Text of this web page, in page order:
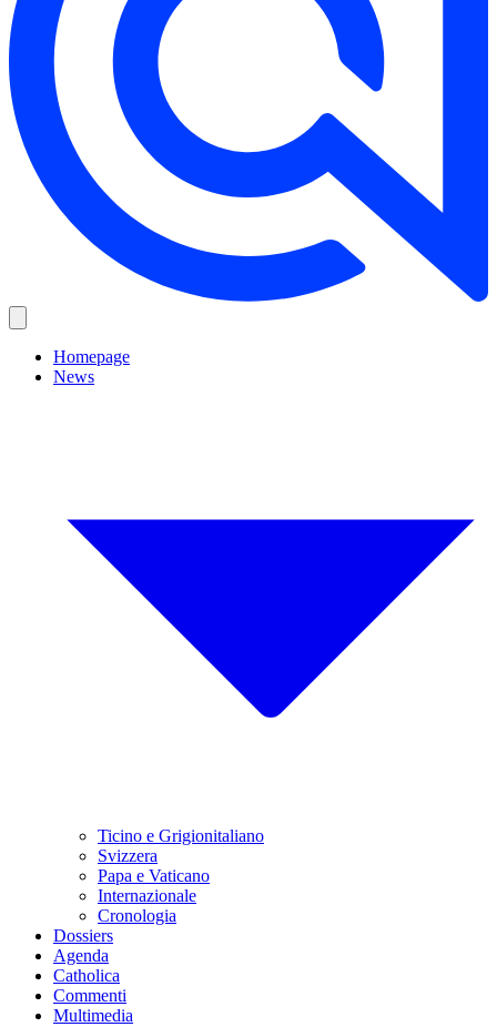
Homepage
News
Ticino e Grigionitaliano
Svizzera
Papa e Vaticano
Internazionale
Cronologia
Dossiers
Agenda
Catholica
Commenti
Multimedia